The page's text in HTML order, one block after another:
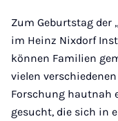
Zum Geburtstag der
im Heinz Nixdorf
können Familien
vielen
Forschung hautnah
gesucht, die sich in